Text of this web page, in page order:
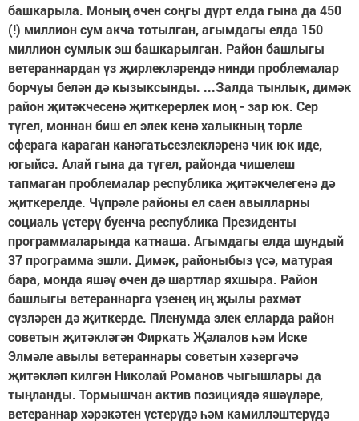
башкарыла. Моның өчен соңгы дүрт елда гына да 450
(!) миллион сум акча тотылган, агымдагы елда 150
миллион сумлык эш башкарылган. Район башлыгы
ветераннардан үз җирлекләрендә нинди проблемалар
борчуы белән дә кызыксынды. ...Залда тынлык, димәк
район җитәкчесенә җиткерерлек моң - зар юк. Сер
түгел, моннан биш ел элек кенә халыкның төрле
сферага караган канәгатьсезлекләренә чик юк иде,
югыйсә. Алай гына да түгел, районда чишелеш
тапмаган проблемалар республика җитәкчелегенә дә
җиткерелде. Чүпрәле районы ел саен авылларны
социаль үстерү буенча республика Президенты
программаларында катнаша. Агымдагы елда шундый
37 программа эшли. Димәк, районыбыз үсә, матурая
бара, монда яшәү өчен дә шартлар яхшыра. Район
башлыгы ветераннарга үзенең иң җылы рәхмәт
сүзләрен дә җиткерде. Пленумда элек елларда район
советын җитәкләгән Фиркать Җәлалов һәм Иске
Элмәле авылы ветераннары советын хәзергәчә
җитәкләп килгән Николай Романов чыгышлары да
тыңланды. Тормышчан актив позициядә яшәүләре,
ветераннар хәрәкәтен үстерүдә һәм камилләштерүдә